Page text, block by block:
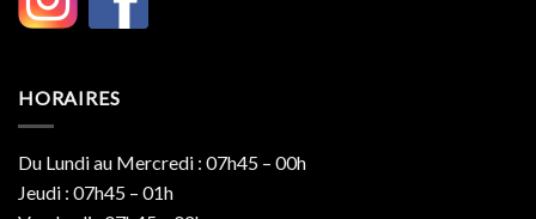
HORAIRES
Du Lundi au Mercredi : 07h45 – 00h
Jeudi : 07h45 – 01h